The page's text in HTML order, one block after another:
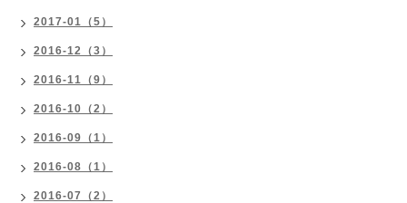
2017-01（5）
2016-12（3）
2016-11（9）
2016-10（2）
2016-09（1）
2016-08（1）
2016-07（2）